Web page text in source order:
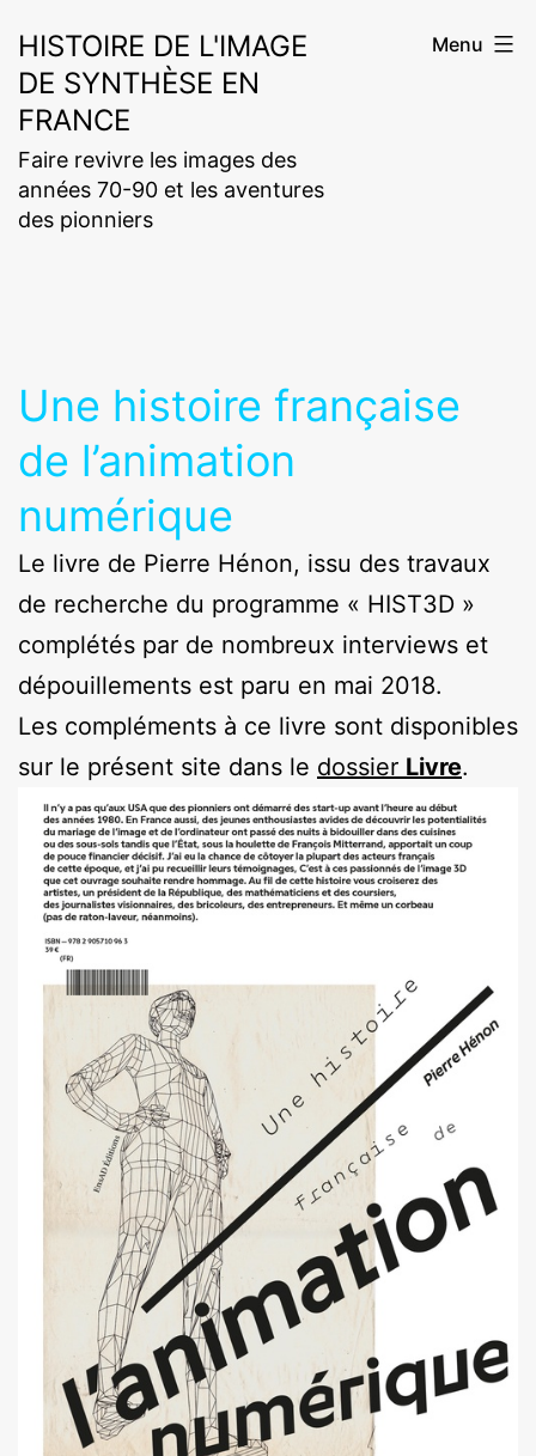
au
contenu
HISTOIRE DE L'IMAGE
DE SYNTHÈSE EN
FRANCE
Faire revivre les images des
années 70-90 et les aventures
des pionniers
Menu
Une histoire française
de l’animation
numérique
Le livre de Pierre Hénon, issu des travaux
de recherche du programme « HIST3D »
complétés par de nombreux interviews et
dépouillements est paru en mai 2018.
Les compléments à ce livre sont disponibles
sur le présent site dans le dossier Livre.